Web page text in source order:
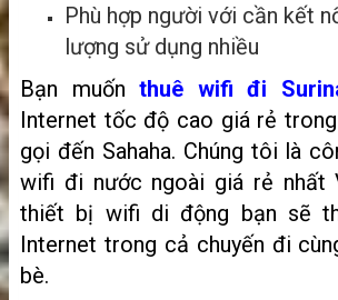
Phù hợp người với cần kết
lượng sử dụng nhiều
Bạn muốnthuê wifi đi
Internet tốc độ cao giá rẻ
gọi đến Sahaha. Chúng tôi là
wifi đi nước ngoài giá rẻ nhất
thiết bị wifi di động bạn sẽ
Internet trong cả chuyến đi
bè.